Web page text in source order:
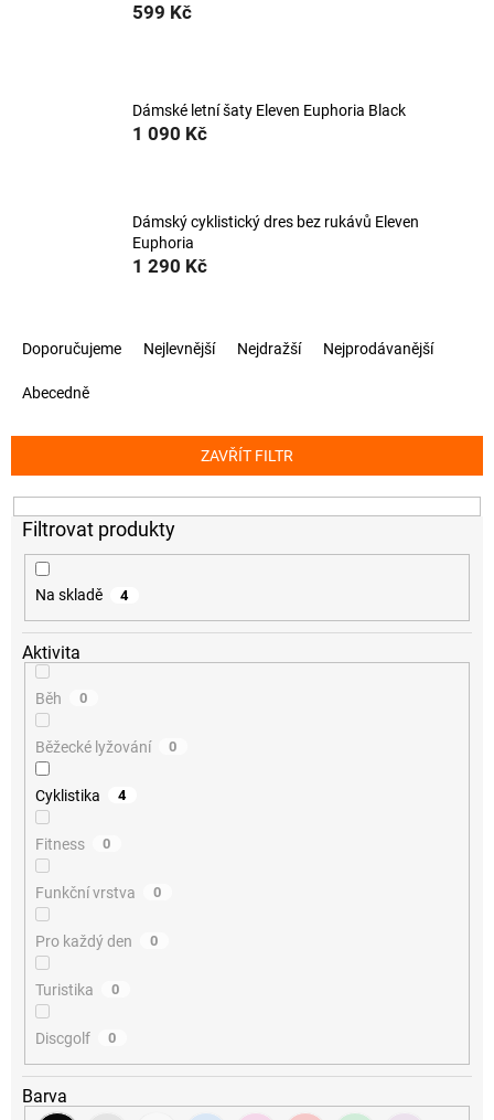
599 Kč
Dámské letní šaty Eleven Euphoria Black
1 090 Kč
Dámský cyklistický dres bez rukávů Eleven
Euphoria
1 290 Kč
p
r
o
Doporučujeme Nejlevnější Nejdražší Nejprodávanější
Abecedně
ZAVŘÍT FILTR
Na skladě 4
Aktivita
Běh 0
Běžecké lyžování 0
Cyklistika 4
Fitness 0
Funkční vrstva 0
Pro každý den 0
Turistika 0
Discgolf 0
Barva